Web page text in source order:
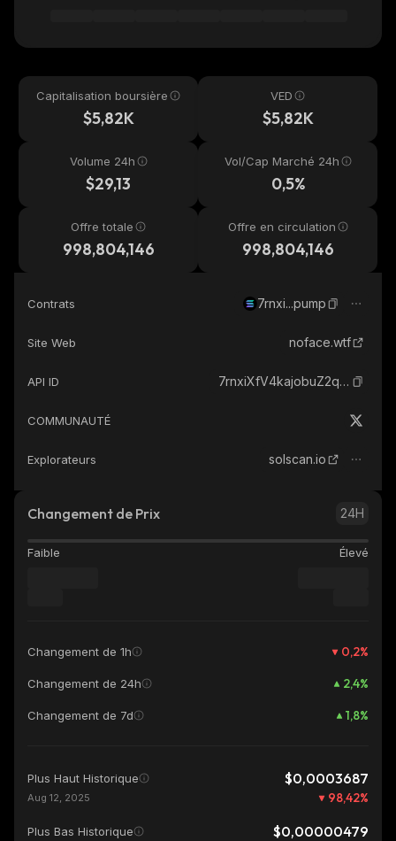
Capitalisation boursière
$5,82K
VED
$5,82K
Volume 24h
$29,13
Vol/Cap Marché 24h
0,5%
Offre totale
998,804,146
Offre en circulation
998,804,146
Contrats 7rnxi...pump
Site Web noface.wtf
API ID 7rnxiXfV4kajobuZ2qBHjVPBhhcT82TPdzF3cPfHpump_solana
COMMUNAUTÉ
Explorateurs solscan.io
Changement de Prix 24H
Faible Élevé
Changement de 1h 0,2%
Changement de 24h 2,4%
Changement de 7d 1,8%
Plus Haut Historique $0,0003687
Aug 12, 2025 98,42%
Plus Bas Historique $0,00000479